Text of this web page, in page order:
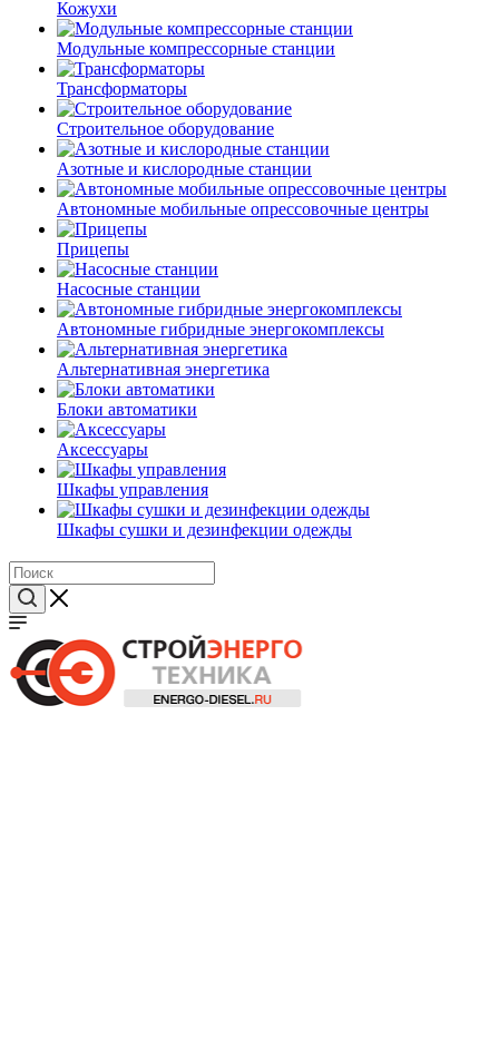
Кожухи
Модульные компрессорные станции
Трансформаторы
Строительное оборудование
Азотные и кислородные станции
Автономные мобильные опрессовочные центры
Прицепы
Насосные станции
Автономные гибридные энергокомплексы
Альтернативная энергетика
Блоки автоматики
Аксессуары
Шкафы управления
Шкафы сушки и дезинфекции одежды